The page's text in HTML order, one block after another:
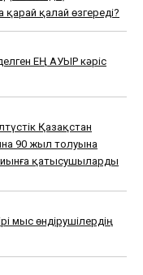
қалай өзгереді?
ЕҢ АУЫР кәріс
Қазақстан
90 жыл толуына
қатысушыларды
мыс өндірушілердің